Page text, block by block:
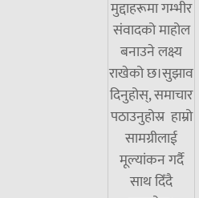
मुद्दाहरूमा गम्भीर
संवादको माहोल
बनाउने लक्ष्य
राखेको छ।सुझाव
दिनुहोस्, समाचार
पठाउनुहोस्र हाम्रो
सामग्रीलाई
मूल्यांकन गर्दै
साथ दिँदै